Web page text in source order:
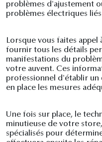
problèmes d'ajustement
problèmes électriques
Lorsque vous faites appel
fournir tous les détails
manifestations du
votre auvent. Ces
professionnel d'établir
en place les mesures
Une fois sur place, le
minutieuse de votre
spécialisés pour